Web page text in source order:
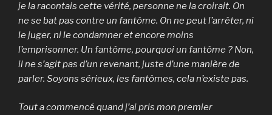
je la racontais cette vérité, personne ne la croirait. On
ne se bat pas contre un fantôme. On ne peut l’arrêter, ni
le juger, ni le condamner et encore moins
l’emprisonner. Un fantôme, pourquoi un fantôme ? Non,
il ne s’agit pas d’un revenant, juste d’une manière de
parler. Soyons sérieux, les fantômes, cela n’existe pas.
Tout a commencé quand j’ai pris mon premier